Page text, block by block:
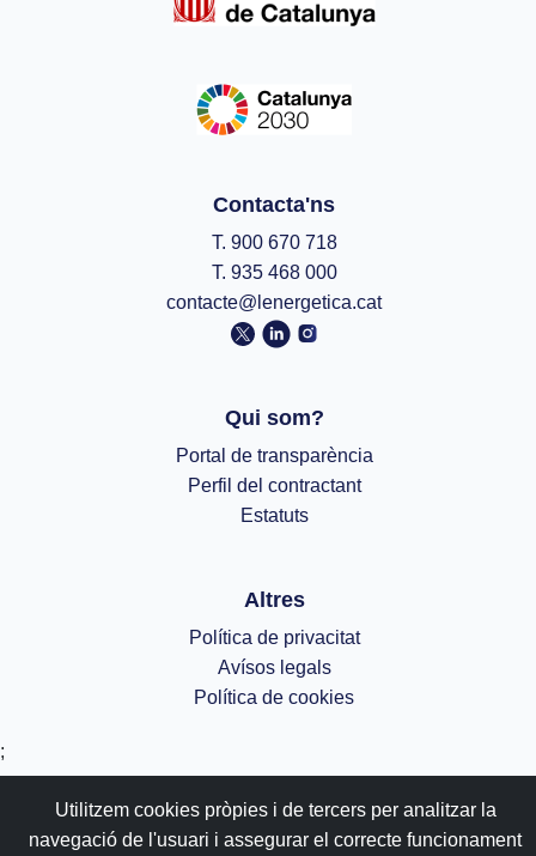
Contacta'ns
T. 900 670 718
T. 935 468 000
contacte@lenergetica.cat
Qui som?
Portal de transparència
Perfil del contractant
Estatuts
Altres
Política de privacitat
Avísos legals
Política de cookies
Utilitzem cookies pròpies i de tercers per analitzar la
navegació de l'usuari i assegurar el correcte funcionament
;